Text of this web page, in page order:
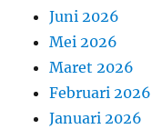
Juni 2026
Mei 2026
Maret 2026
Februari 2026
Januari 2026